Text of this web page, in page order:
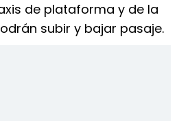
de plataforma y de la
subir y bajar pasaje.